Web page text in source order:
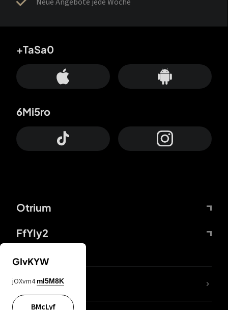
Otrium
FfYIy2
+TaSa0
6Mi5ro
DDcvSo
GIvKYW
jOXvm4 mI5M8K
BMcLyf